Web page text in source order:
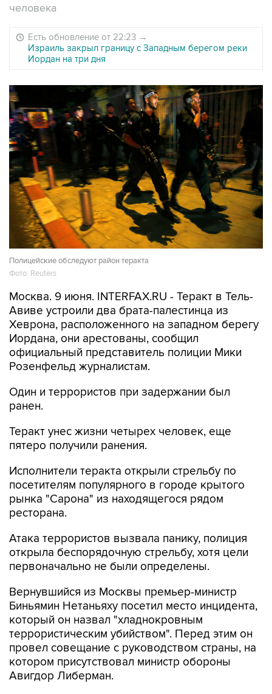
человека
Есть обновление от 22:23 →
Израиль закрыл границу с Западным берегом реки
Иордан на три дня
Полицейские обследуют район теракта
Фото: Reuters
Москва. 9 июня. INTERFAX.RU - Теракт в Тель-
Авиве устроили два брата-палестинца из
Хеврона, расположенного на западном берегу
Иордана, они арестованы, сообщил
официальный представитель полиции Мики
Розенфельд журналистам.
Один и террористов при задержании был
ранен.
Теракт унес жизни четырех человек, еще
пятеро получили ранения.
Исполнители теракта открыли стрельбу по
посетителям популярного в городе крытого
рынка "Сарона" из находящегося рядом
ресторана.
Атака террористов вызвала панику, полиция
открыла беспорядочную стрельбу, хотя цели
первоначально не были определены.
Вернувшийся из Москвы премьер-министр
Биньямин Нетаньяху посетил место инцидента,
который он назвал "хладнокровным
террористическим убийством". Перед этим он
провел совещание с руководством страны, на
котором присутствовал министр обороны
Авигдор Либерман.